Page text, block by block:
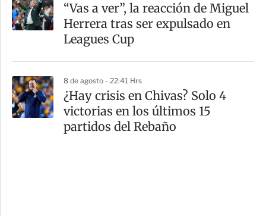
“Vas a ver”, la reacción de Miguel
Herrera tras ser expulsado en
Leagues Cup
8 de agosto - 22:41 Hrs
¿Hay crisis en Chivas? Solo 4
victorias en los últimos 15
partidos del Rebaño